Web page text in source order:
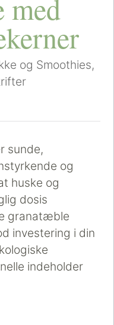
med
og Smoothies,
sunde,
og
huske og
dosis
granatæble
investering i din
indeholder